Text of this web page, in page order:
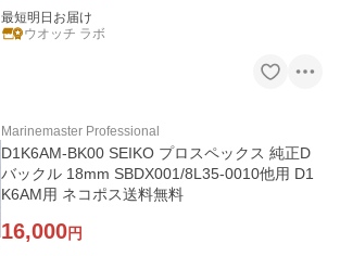
最短明日お届け
ウオッチ ラボ
Marinemaster Professional
D1K6AM-BK00 SEIKO プロスペックス 純正D
バックル 18mm SBDX001/8L35-0010他用 D1
K6AM用 ネコポス送料無料
16,000円